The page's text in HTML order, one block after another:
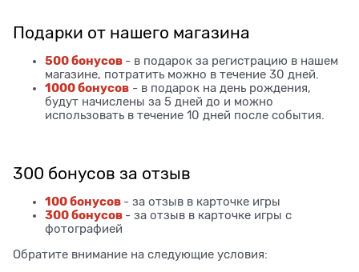
Подарки от нашего магазина
500 бонусов - в подарок за регистрацию в нашем
магазине, потратить можно в течение 30 дней.
1000 бонусов - в подарок на день рождения,
будут начислены за 5 дней до и можно
использовать в течение 10 дней после события.
300 бонусов за отзыв
100 бонусов - за отзыв в карточке игры
300 бонусов - за отзыв в карточке игры с
фотографией
Обратите внимание на следующие условия: